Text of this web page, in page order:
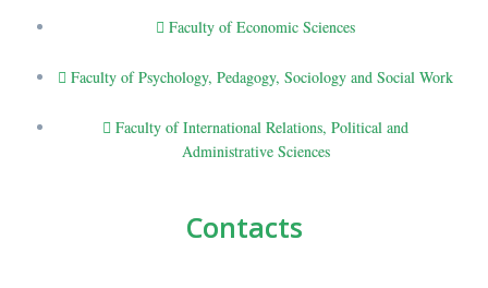
Faculty of Economic Sciences
Faculty of Psychology, Pedagogy, Sociology and Social Work
Faculty of International Relations, Political and
Administrative Sciences
Contacts